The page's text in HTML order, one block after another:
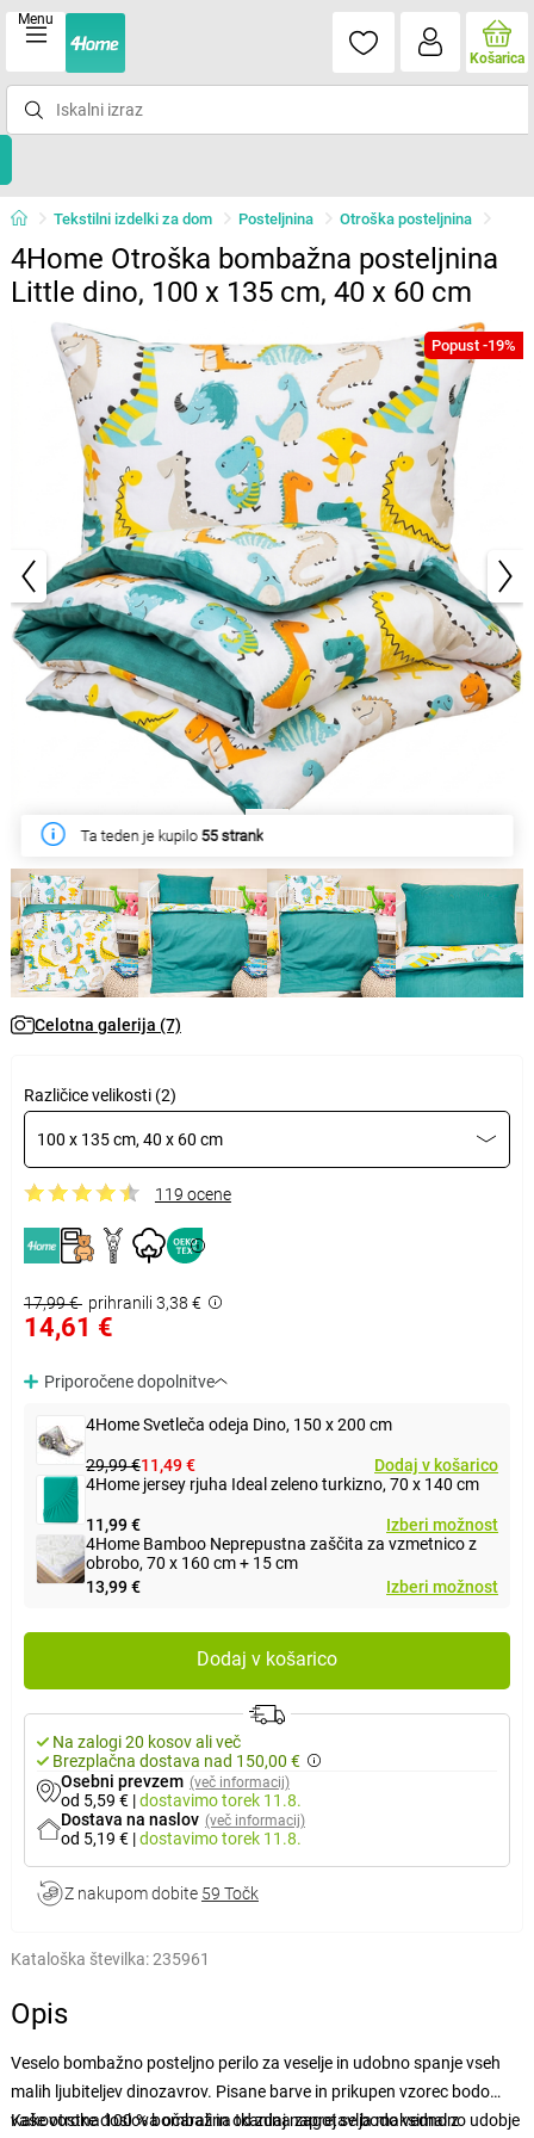
Menu
Košarica
Tekstilni izdelki za dom Posteljnina Otroška posteljnina
4Home Otroška bombažna posteljnina
Little dino, 100 x 135 cm, 40 x 60 cm
Popust -19%
Ta teden je kupilo 55 strank
Celotna galerija (7)
Različice velikosti (2)
100 x 135 cm, 40 x 60 cm
119 ocene
17,99 € prihranili 3,38 €
14,61 €
Priporočene dopolnitve
4Home Svetleča odeja Dino, 150 x 200 cm
29,99 €11,49 €
Dodaj v košarico
4Home jersey rjuha Ideal zeleno turkizno, 70 x 140 cm
11,99 €
Izberi možnost
4Home Bamboo Neprepustna zaščita za vzmetnico z
obrobo, 70 x 160 cm + 15 cm
13,99 €
Izberi možnost
Dodaj v košarico
Na zalogi 20 kosov ali več
Brezplačna dostava nad 150,00 €
Osebni prevzem (več informacij)
od 5,59 € |dostavimotorek 11.8.
Dostava na naslov (več informacij)
od 5,19 € |dostavimotorek 11.8.
Z nakupom dobite 59 Točk
Kataloška številka:235961
Opis
Veselo bombažno posteljno perilo za veselje in udobno spanje vseh
malih ljubiteljev dinozavrov. Pisane barve in prikupen vzorec bodo
vaše otroke doslova očarali in od zdaj naprej se bodo vedno z
Kakovostna 100 % bombažna tkanina zagotavlja maksimalno udobje